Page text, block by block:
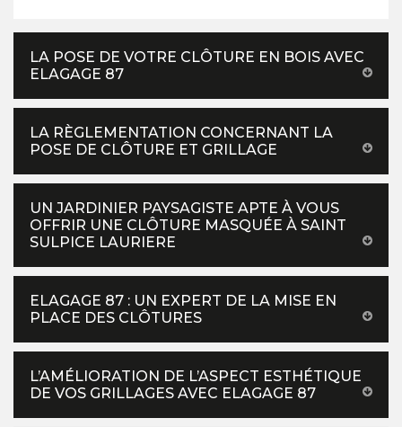
LA POSE DE VOTRE CLÔTURE EN BOIS AVEC
ELAGAGE 87
LA RÈGLEMENTATION CONCERNANT LA
POSE DE CLÔTURE ET GRILLAGE
UN JARDINIER PAYSAGISTE APTE À VOUS
OFFRIR UNE CLÔTURE MASQUÉE À SAINT
SULPICE LAURIERE
ELAGAGE 87 : UN EXPERT DE LA MISE EN
PLACE DES CLÔTURES
L’AMÉLIORATION DE L’ASPECT ESTHÉTIQUE
DE VOS GRILLAGES AVEC ELAGAGE 87